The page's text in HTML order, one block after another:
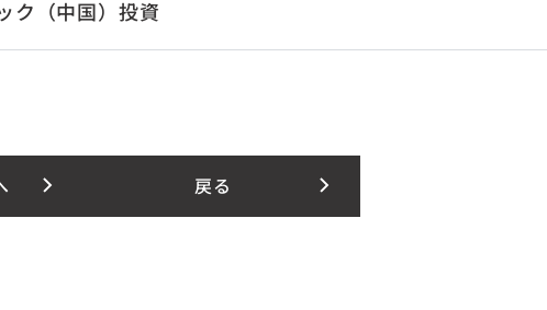
ク（中国）投資
戻る